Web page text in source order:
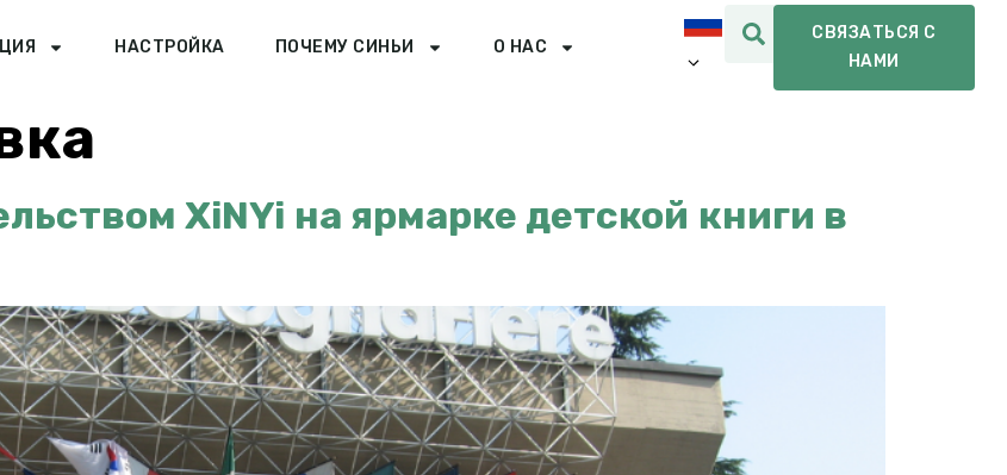
НАСТРОЙКА ПОЧЕМУ СИНЬИ О НАС
СВЯЗАТЬСЯ С
НАМИ
XiNYi на ярмарке детской книги в